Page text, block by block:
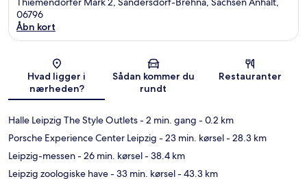
06796
Åbn kort
Hvad ligger i
nærheden?
Sådan kommer du
rundt
Restauranter
Halle Leipzig The Style Outlets- 2 min. gang - 0.2 km
Porsche Experience Center Leipzig - 23 min. kørsel- 28.3 km
Leipzig-messen- 26 min. kørsel- 38.4 km
Leipzig zoologiske have- 33 min. kørsel- 43.3 km